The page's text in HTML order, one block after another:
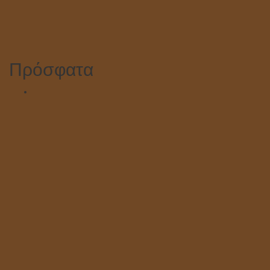
Πρόσφατα